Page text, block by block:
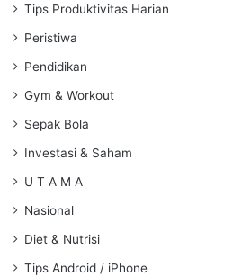
Tips Produktivitas Harian
Peristiwa
Pendidikan
Gym & Workout
Sepak Bola
Investasi & Saham
U T A M A
Nasional
Diet & Nutrisi
Tips Android / iPhone